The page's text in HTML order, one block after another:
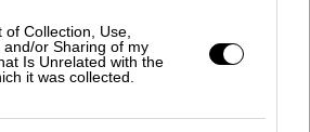
Collection, Use,
and/or Sharing of my
Is Unrelated with the
it was collected.
το γεγονός ότι στην
ήταν φαλακρός και φορούσε
την αποκάλυψη, η γυναίκα